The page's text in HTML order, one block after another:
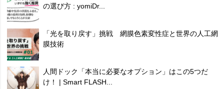
の選び方 : yomiDr...
「光を取り戻す」挑戦 網膜色素変性症と世界の人工網
膜技術
人間ドック「本当に必要なオプション」はこの5つだ
け！ | Smart FLASH...